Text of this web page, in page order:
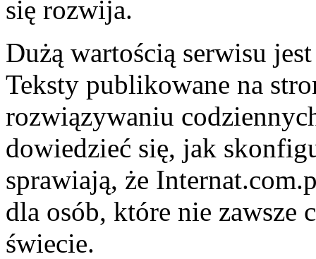
się rozwija.
Dużą wartością serwisu
Teksty publikowane na
rozwiązywaniu
dowiedzieć się, jak
sprawiają, że
dla osób, które nie zawsze
świecie.